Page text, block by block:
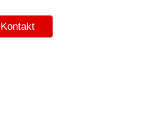
Kontakt